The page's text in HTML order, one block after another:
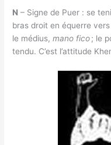
N – Signe de Puer : se
bras droit en équerre
le médius,mano fico; le
tendu. C’est l’attitude